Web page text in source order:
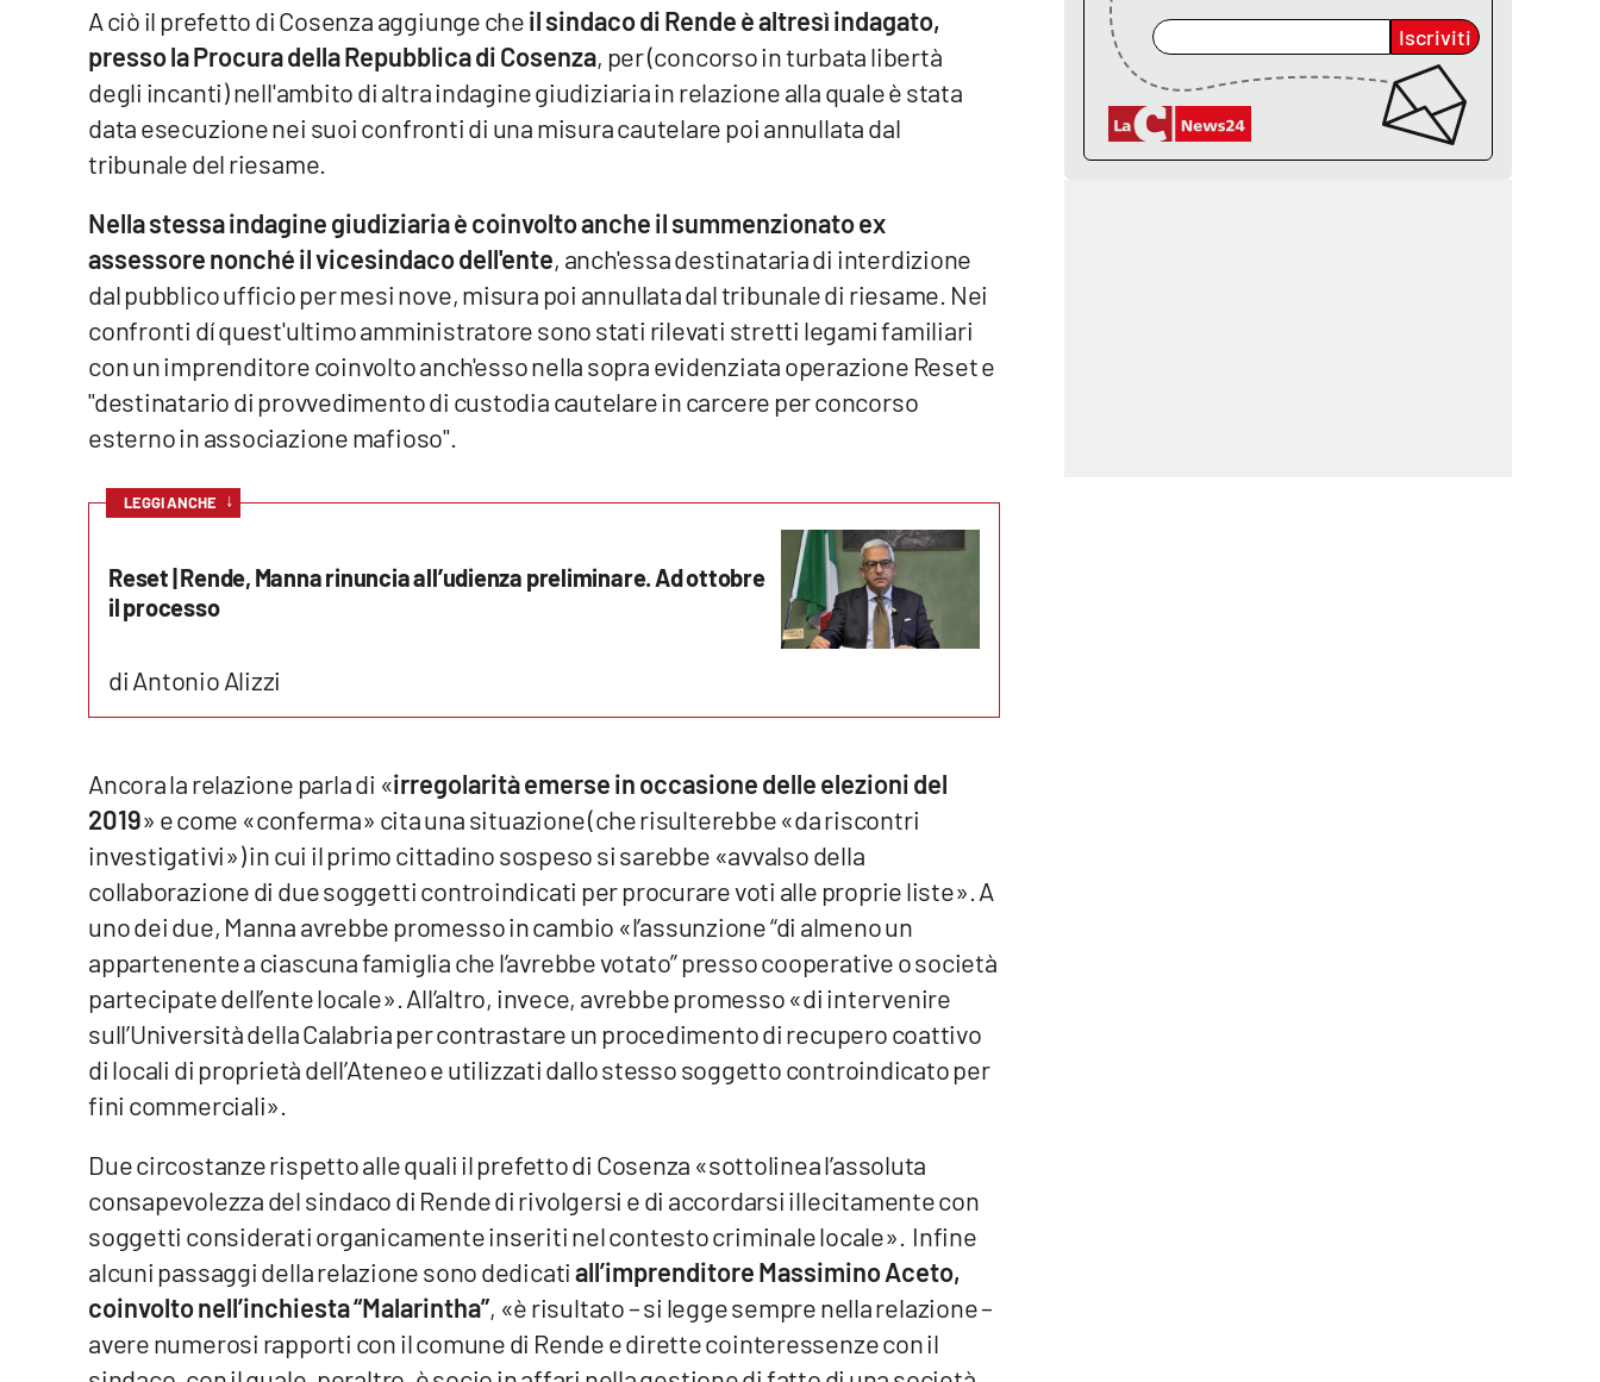
Lacitymag.it
Lacapitalenews.it
Cosenzachannel.it
Ilvibonese.it
Catanzarochannel.it
Cookie policy
Note legali
A ciò il prefetto di Cosenza aggiunge cheil sindaco di Rende è altresì indagato,
presso la Procura della Repubblica di Cosenza, per (concorso in turbata libertà
degli incanti) nell'ambito di altra indagine giudiziaria in relazione alla quale è stata
data esecuzione nei suoi confronti di una misura cautelare poi annullata dal
tribunale del riesame.
Nella stessa indagine giudiziaria è coinvolto anche il summenzionato ex
assessore nonché il vicesindaco dell'ente, anch'essa destinataria di interdizione
dal pubblico ufficio per mesi nove, misura poi annullata dal tribunale di riesame. Nei
confronti dí quest'ultimo amministratore sono stati rilevati stretti legami familiari
con un imprenditore coinvolto anch'esso nella sopra evidenziata operazione Reset e
"destinatario di provvedimento di custodia cautelare in carcere per concorso
esterno in associazione mafioso".
LEGGI ANCHE ↓
Reset | Rende, Manna rinuncia all’udienza preliminare. Ad ottobre
il processo
di Antonio Alizzi
Ancora la relazione parla di «irregolarità emerse in occasione delle elezioni del
2019» e come «conferma» cita una situazione (che risulterebbe «da riscontri
investigativi») in cui il primo cittadino sospeso si sarebbe «avvalso della
collaborazione di due soggetti controindicati per procurare voti alle proprie liste». A
uno dei due, Manna avrebbe promesso in cambio «l’assunzione “di almeno un
appartenente a ciascuna famiglia che l’avrebbe votato” presso cooperative o società
partecipate dell’ente locale». All’altro, invece, avrebbe promesso «di intervenire
sull’Università della Calabria per contrastare un procedimento di recupero coattivo
di locali di proprietà dell’Ateneo e utilizzati dallo stesso soggetto controindicato per
fini commerciali».
Due circostanze rispetto alle quali il prefetto di Cosenza «sottolinea l’assoluta
consapevolezza del sindaco di Rende di rivolgersi e di accordarsi illecitamente con
soggetti considerati organicamente inseriti nel contesto criminale locale». Infine
alcuni passaggi della relazione sono dedicatiall’imprenditore Massimino Aceto,
coinvolto nell’inchiesta “Malarintha”, «è risultato – si legge sempre nella relazione –
avere numerosi rapporti con il comune di Rende e dirette cointeressenze con il
Iscriviti